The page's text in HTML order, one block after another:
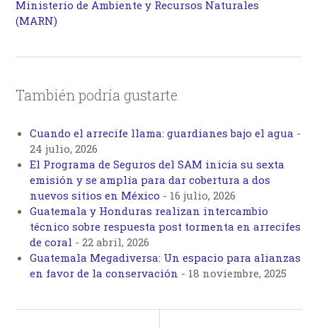
Ministerio de Ambiente y Recursos Naturales
(MARN)
También podría gustarte
Cuando el arrecife llama: guardianes bajo el agua -
24 julio, 2026
El Programa de Seguros del SAM inicia su sexta
emisión y se amplía para dar cobertura a dos
nuevos sitios en México - 16 julio, 2026
Guatemala y Honduras realizan intercambio
técnico sobre respuesta post tormenta en arrecifes
de coral -22 abril, 2026
Guatemala Megadiversa: Un espacio para alianzas
en favor de la conservación - 18 noviembre, 2025